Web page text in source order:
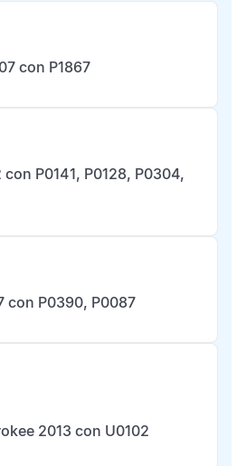
con P1867
con P0141, P0128, P0304,
con P0390, P0087
2013 con U0102